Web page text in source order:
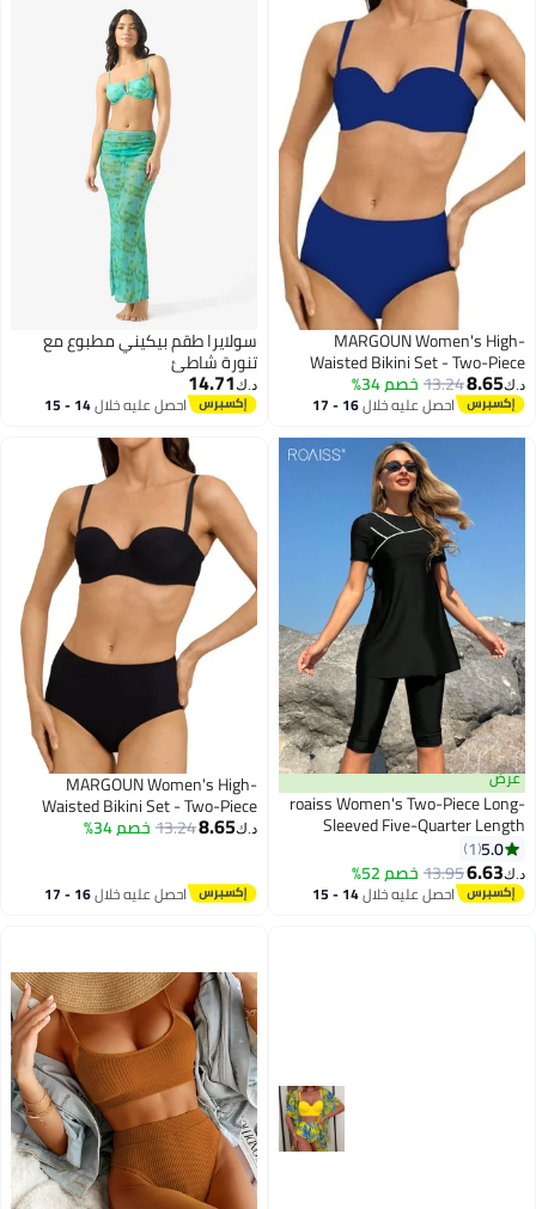
4
MARGOUN Women's High-
Waisted Bikini Set - Two-Piece
Swimsuit for Women Beachwear
VS-8806
د.ك‏8.65
13.24خصم 34%
احصل عليه خلال 16 - 17
سولايرا طقم بيكيني مطبوع مع
تنورة شاطئ
د.ك‏14.71
احصل عليه خلال 14 - 15
عرض
roaiss Women's Two-Piece Long-
Sleeved Five-Quarter Length
Swimsuit Conservative Style Set
Featuring High Elasticity Fabric
Offers Sun Protection, Built-in Bra
Pads for Support, and Quick-Dry
5.0
1
د.ك‏6.63
13.95خصم 52%
احصل عليه خلال 14 - 15
MARGOUN Women's High-
Waisted Bikini Set - Two-Piece
Swimsuit for Women Beachwear
د.ك‏8.65
13.24خصم 34%
احصل عليه خلال 16 - 17